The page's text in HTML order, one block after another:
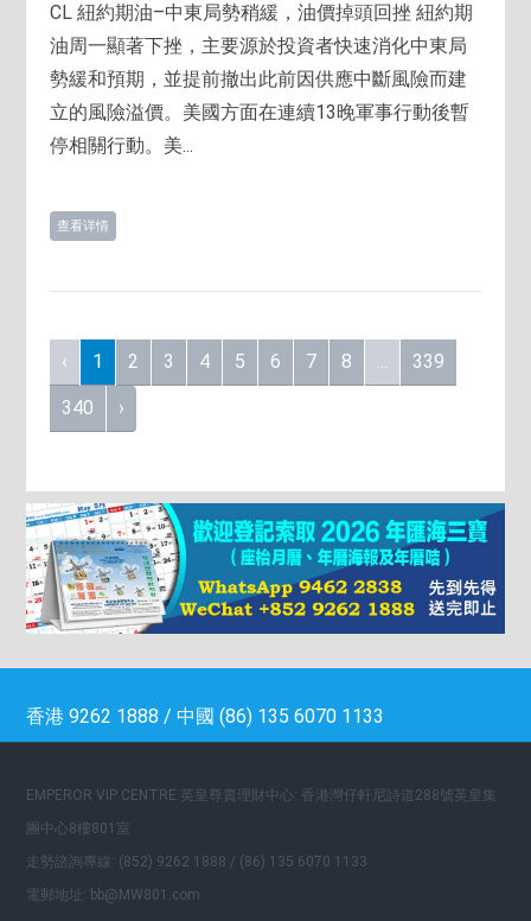
CL 紐約期油–中東局勢稍緩，油價掉頭回挫 紐約期
油周一顯著下挫，主要源於投資者快速消化中東局
勢緩和預期，並提前撤出此前因供應中斷風險而建
立的風險溢價。美國方面在連續13晚軍事行動後暫
停相關行動。美...
查看详情
‹ 1 2 3 4 5 6 7 8 ... 339
340 ›
香港 9262 1888 / 中國 (86) 135 6070 1133
EMPEROR VIP CENTRE 英皇尊貴理財中心: 香港灣仔軒尼詩道288號英皇集
團中心8樓801室
走勢諮詢專線: (852) 9262 1888 / (86) 135 6070 1133
電郵地址: bb@MW801.com